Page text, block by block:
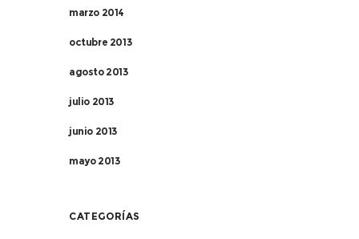
marzo 2014
octubre 2013
agosto 2013
julio 2013
junio 2013
mayo 2013
CATEGORÍAS